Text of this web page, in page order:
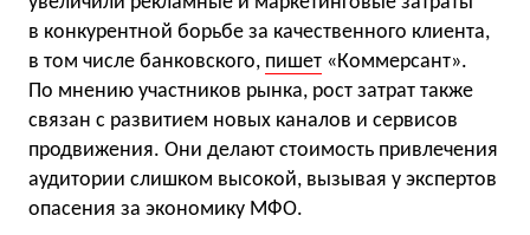
в конкурентной борьбе за качественного клиента,
в том числе банковского, пишет «Коммерсант».
По мнению участников рынка, рост затрат также
связан с развитием новых каналов и сервисов
продвижения. Они делают стоимость привлечения
аудитории слишком высокой, вызывая у экспертов
опасения за экономику МФО.